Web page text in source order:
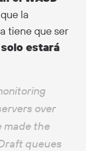
la
tiene que ser
estará
over
made the
queues